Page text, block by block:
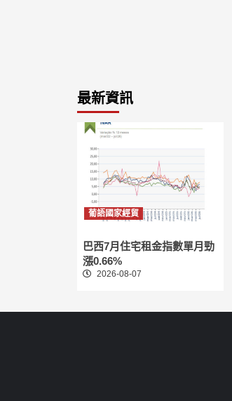
最新資訊
葡語國家經貿
巴西7月住宅租金指數單月勁
漲0.66%
2026-08-07